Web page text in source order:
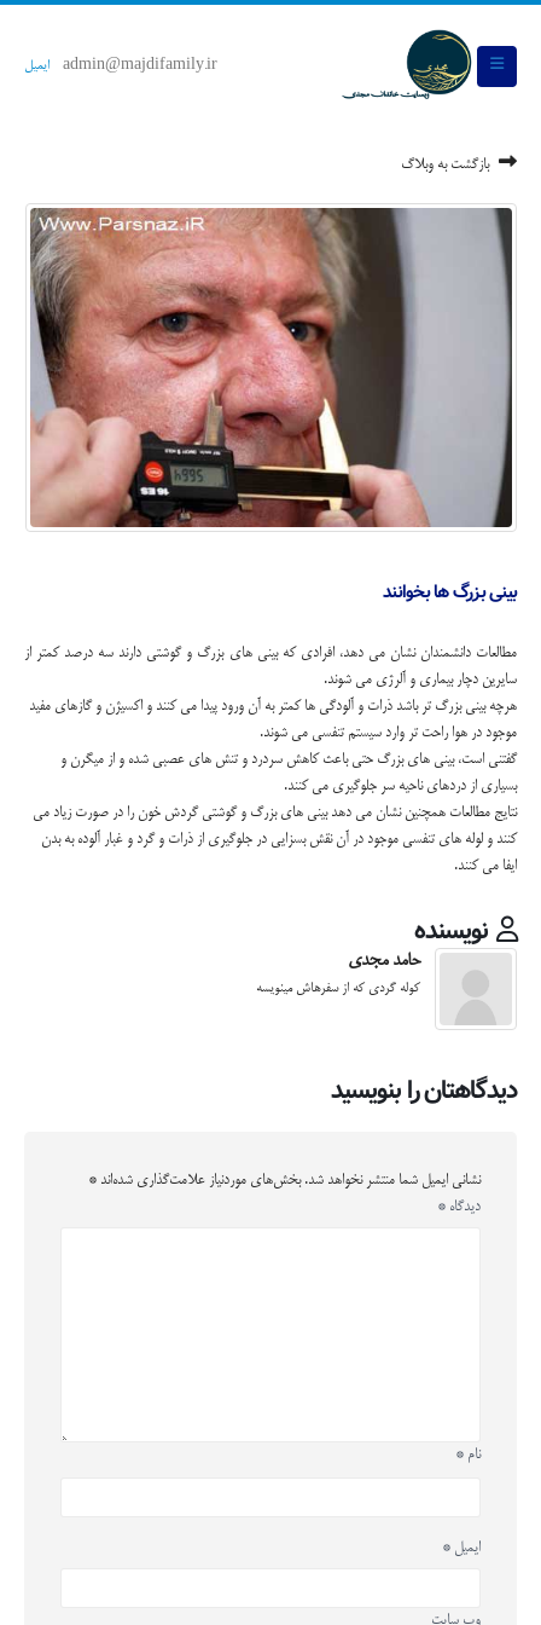
admin@majdifamily.ir ایمیل
بازگشت به وبلاگ
بینی بزرگ ها بخوانند
مطالعات دانشمندان نشان می دهد، افرادی که بینی های بزرگ و گوشتی دارند سه درصد کمتر از
سایرین دچار بیماری و آلرژی می شوند.
هرچه بینی بزرگ تر باشد ذرات و آلودگی ها کمتر به آن ورود پیدا می کنند و اکسیژن و گازهای مفید
موجود در هوا راحت تر وارد سیستم تنفسی می شوند.
گفتنی است، بینی های بزرگ حتی باعث کاهش سردرد و تنش های عصبی شده و از میگرن و
بسیاری از دردهای ناحیه سر جلوگیری می کنند.
نتایج مطالعات همچنین نشان می دهد بینی های بزرگ و گوشتی گردش خون را در صورت زیاد می
کنند و لوله های تنفسی موجود در آن نقش بسزایی در جلوگیری از ذرات و گرد و غبار آلوده به بدن
ایفا می کنند.
نویسنده
حامد مجدی
کوله گردی که از سفرهاش مینویسه
دیدگاهتان را بنویسید
نشانی ایمیل شما منتشر نخواهد شد. بخش‌های موردنیاز علامت‌گذاری شده‌اند *
دیدگاه *
نام *
ایمیل *
وب‌ سایت